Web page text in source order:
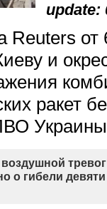
update:
Reuters
и
ракет
о гибели